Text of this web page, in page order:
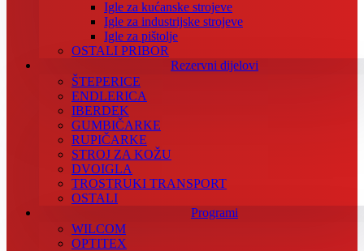
Igle za kućanske strojeve
Igle za industrijske strojeve
Igle za pištolje
OSTALI PRIBOR
Rezervni dijelovi
ŠTEPERICE
ENDLERICA
IBERDEK
GUMBIČARKE
RUPIČARKE
STROJ ZA KOŽU
DVOIGLA
TROSTRUKI TRANSPORT
OSTALI
Programi
WILCOM
OPTITEX